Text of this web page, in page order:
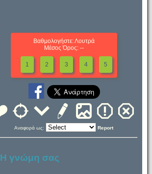
Βαθμολογήστε: Λουτρά
Μέσος Όρος: --
1 2 3 4 5
Αναφορά ως: Report
Η γνώμη σας